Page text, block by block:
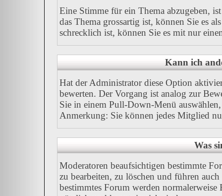
Eine Stimme für ein Thema abzugeben,
das Thema grossartig ist, können Sie es
schrecklich ist, können Sie es mit nur
Kann ich
Hat der Administrator diese Option
bewerten. Der Vorgang ist analog zur
Sie in einem Pull-Down-Menü
Anmerkung: Sie können jedes Mitglied
Was
Moderatoren beaufsichtigen bestimmte
zu bearbeiten, zu löschen und führen
bestimmtes Forum werden normalerweise